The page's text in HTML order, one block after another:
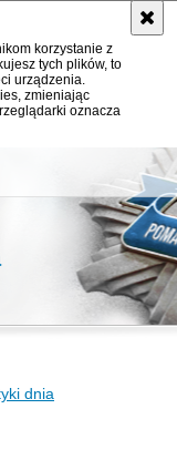
korzystanie z
tych plików, to
urządzenia.
zmieniając
oznacza
dnia